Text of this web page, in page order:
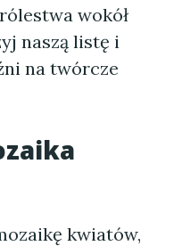
wokół
naszą listę i
na twórcze
kwiatów,